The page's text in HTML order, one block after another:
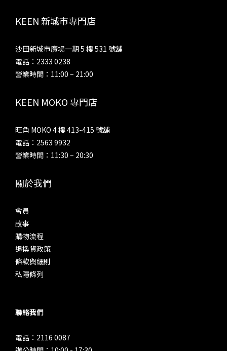
KEEN 新城市專門店
沙田新城市廣場一期 5 樓 531 號舖
電話：2333 0238
營業時間：11:00 – 21:00
KEEN MOKO 專門店
旺角 MOKO 4 樓 413-415 號舖
電話：2563 9932
營業時間：11:30 – 20:30
關於我們
會員
故事
購物流程
退換貨政策
條款與細則
私隱條列
聯絡我們
電話：2116 0087